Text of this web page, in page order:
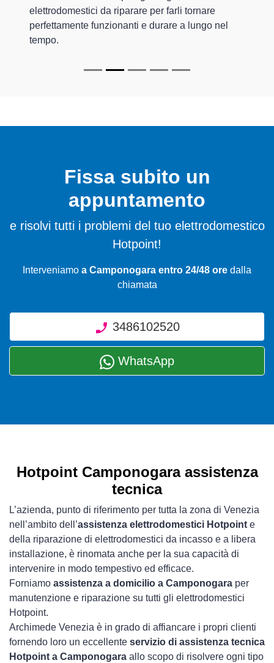
elettrodomestici da riparare per farli tornare
perfettamente funzionanti e durare a lungo nel
tempo.
Fissa subito un
appuntamento
e risolvi tutti i problemi del tuo elettrodomestico
Hotpoint!
Interveniamo a Camponogara entro 24/48 ore dalla
chiamata
3486102520
WhatsApp
Hotpoint Camponogara assistenza
tecnica
L’azienda, punto di riferimento per tutta la zona di Venezia
nell’ambito dell’assistenza elettrodomestici Hotpoint e
della riparazione di elettrodomestici da incasso e a libera
installazione, è rinomata anche per la sua capacità di
intervenire in modo tempestivo ed efficace.
Forniamo assistenza a domicilio a Camponogara per
manutenzione e riparazione su tutti gli elettrodomestici
Hotpoint.
Archimede Venezia è in grado di affiancare i propri clienti
fornendo loro un eccellente servizio di assistenza tecnica
Hotpoint a Camponogara allo scopo di risolvere ogni tipo